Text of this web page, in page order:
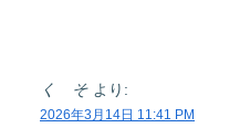
く そ より:
2026年3月14日 11:41 PM